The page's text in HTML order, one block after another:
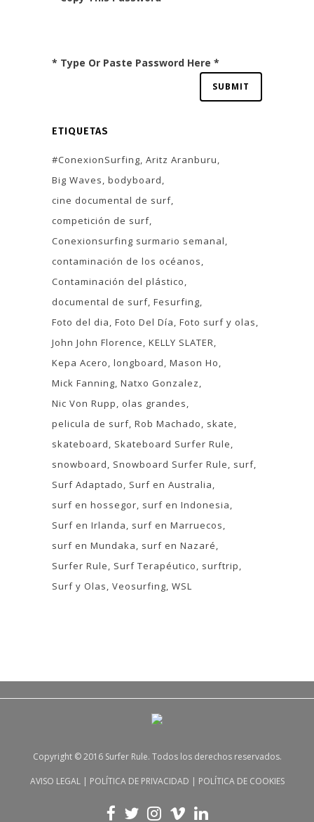
* Type Or Paste Password Here *
ETIQUETAS
#ConexionSurfing Aritz Aranburu
Big Waves bodyboard
cine documental de surf
competición de surf
Conexionsurfing surmario semanal
contaminación de los océanos
Contaminación del plástico
documental de surf Fesurfing
Foto del dia Foto Del Día Foto surf y olas
John John Florence KELLY SLATER
Kepa Acero longboard Mason Ho
Mick Fanning Natxo Gonzalez
Nic Von Rupp
olas grandes
pelicula de surf Rob Machado
skate
skateboard
Skateboard Surfer Rule
snowboard
Snowboard Surfer Rule
surf
Surf Adaptado
Surf en Australia
surf en hossegor surf en Indonesia
Surf en Irlanda
surf en Marruecos
surf en Mundaka
surf en Nazaré
Surfer Rule
Surf Terapéutico
surftrip
Surf y Olas Veosurfing WSL
Copyright © 2016 Surfer Rule. Todos los derechos reservados.
AVISO LEGAL| POLÍTICA DE PRIVACIDAD | POLÍTICA DE COOKIES